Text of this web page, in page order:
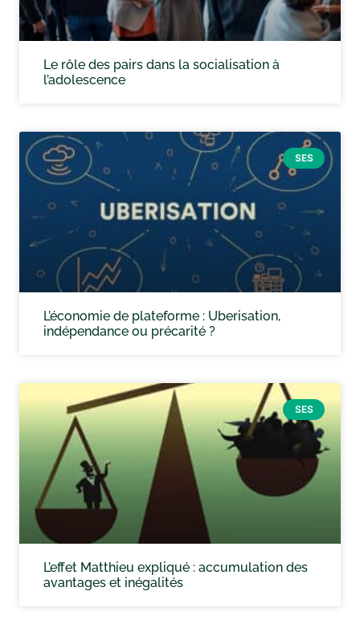
Le rôle des pairs dans la socialisation à
l’adolescence
SES
L’économie de plateforme : Uberisation,
indépendance ou précarité ?
SES
L’effet Matthieu expliqué : accumulation des
avantages et inégalités